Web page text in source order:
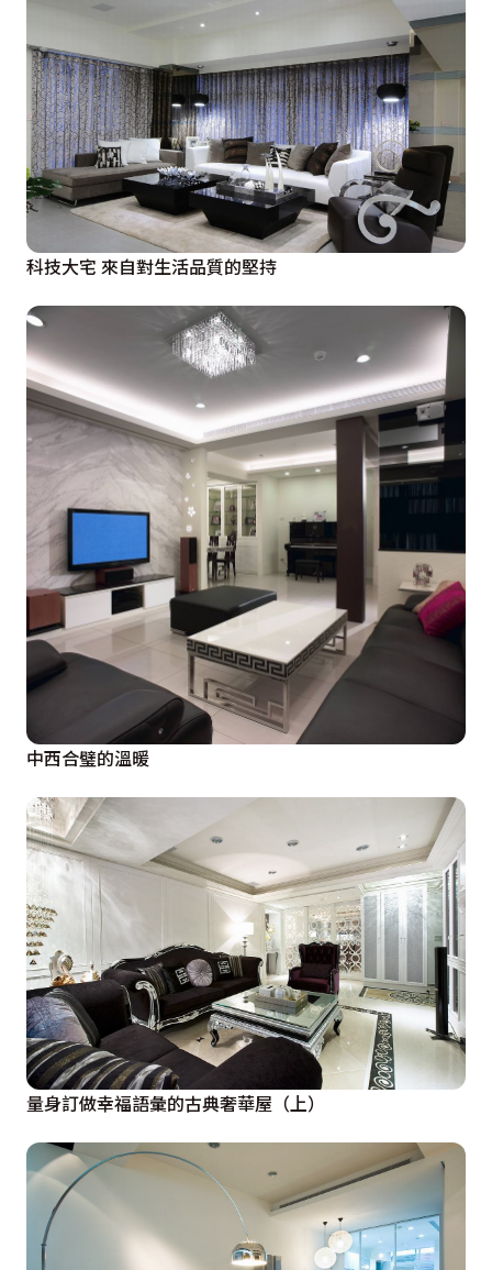
科技大宅 來自對生活品質的堅持
中西合璧的溫暖
量身訂做幸福語彙的古典奢華屋（上）